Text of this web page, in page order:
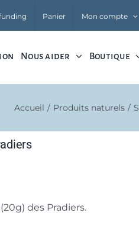
Panier Mon compte
Nous aider Boutique
Accueil Produits naturels
des Pradiers.